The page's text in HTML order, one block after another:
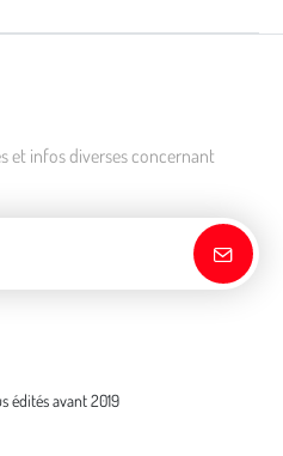
et infos diverses concernant
édités avant 2019